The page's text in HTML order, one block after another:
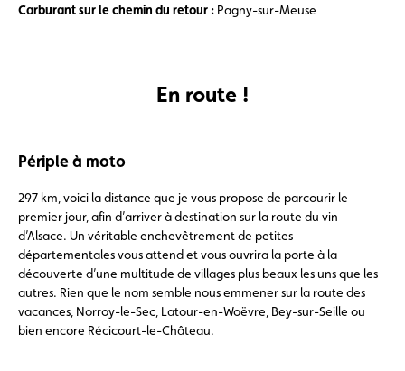
Carburant sur le chemin du retour : Pagny-sur-Meuse
En route !
Périple à moto
297 km, voici la distance que je vous propose de parcourir le
premier jour, afin d’arriver à destination sur la route du vin
d’Alsace. Un véritable enchevêtrement de petites
départementales vous attend et vous ouvrira la porte à la
découverte d’une multitude de villages plus beaux les uns que les
autres. Rien que le nom semble nous emmener sur la route des
vacances, Norroy-le-Sec, Latour-en-Woëvre, Bey-sur-Seille ou
bien encore Récicourt-le-Château.